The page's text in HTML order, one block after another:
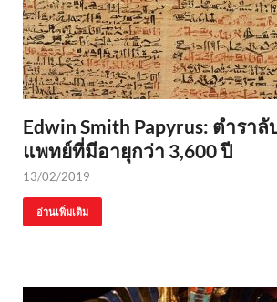
Edwin Smith Papyrus: ตำราลั
แพทย์ที่มีอายุกว่า 3,600 ปี
13/02/2019
อ่านเพิ่มเติม